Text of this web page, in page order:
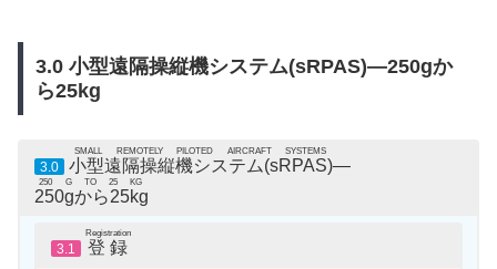
3.0 小型遠隔操縦機システム(sRPAS)—250gか
ら25kg
3.0 小型遠隔操縦機システム(sRPAS)
SMALL REMOTELY PILOTED AIRCRAFT SYSTEMS
—
250gから25kg
250 G TO 25 KG
3.1 登録
Registration